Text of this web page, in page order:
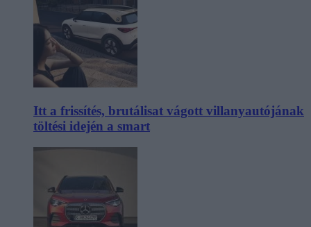
Itt a frissítés, brutálisat vágott villanyautójának
töltési idején a smart